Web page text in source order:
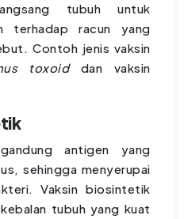
tubuh untuk
terhadap racun yang
Contoh jenis vaksin
toxoid dan vaksin
antigen yang
sehingga menyerupai
Vaksin biosintetik
tubuh yang kuat